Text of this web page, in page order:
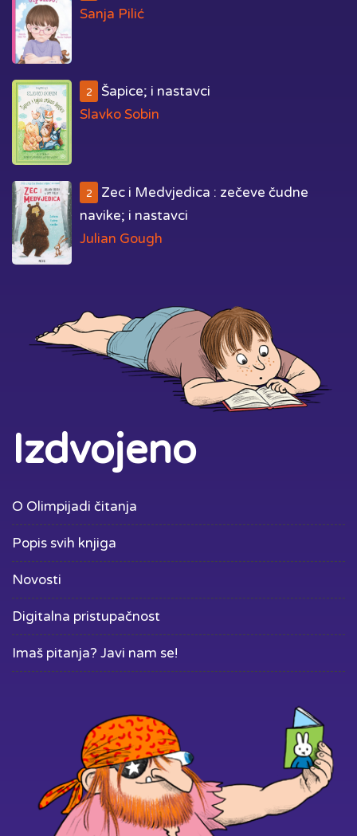
Sanja Pilić
2
Šapice; i nastavci
Slavko Sobin
2
Zec i Medvjedica : zečeve čudne
navike; i nastavci
Julian Gough
Izdvojeno
O Olimpijadi čitanja
Popis svih knjiga
Novosti
Digitalna pristupačnost
Imaš pitanja? Javi nam se!